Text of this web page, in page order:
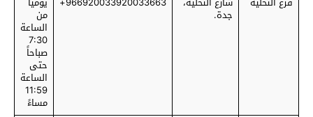
جدة. من
الساعة
7:30
صباحاً
حتى
الساعة
11:59
مساءً